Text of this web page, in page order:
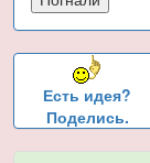
Есть идея?
Поделись.